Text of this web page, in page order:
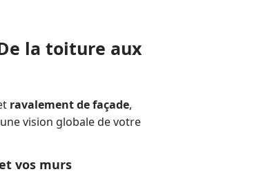
la toiture aux
ravalement de façade,
vision globale de votre
vos murs